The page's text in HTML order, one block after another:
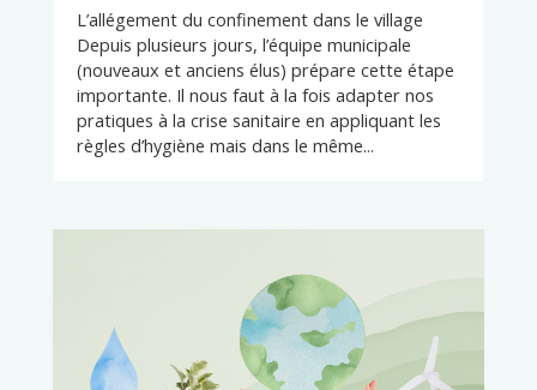
L’allégement du confinement dans le village
Depuis plusieurs jours, l’équipe municipale
(nouveaux et anciens élus) prépare cette étape
importante. Il nous faut à la fois adapter nos
pratiques à la crise sanitaire en appliquant les
règles d’hygiène mais dans le même...